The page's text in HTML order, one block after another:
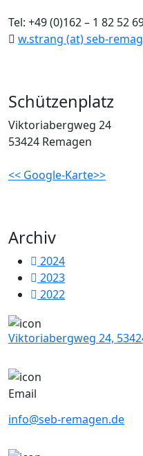
Tel: +49 (0)162 – 1 82 52
w.strang (at) seb-
Schützenplatz
Viktoriabergweg 24
53424 Remagen
<< Google-Karte>>
Archiv
2024
2023
2022
Viktoriabergweg 24,
Email
info@seb-remagen.de